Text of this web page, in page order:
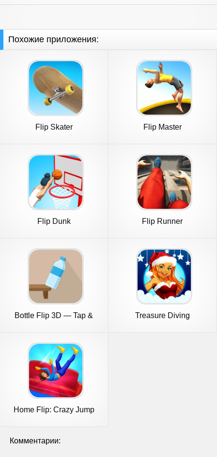
Похожие приложения:
Flip Skater Flip Master
Flip Dunk Flip Runner
Bottle Flip 3D — Tap &
Treasure Diving
Home Flip: Crazy Jump
Комментарии: